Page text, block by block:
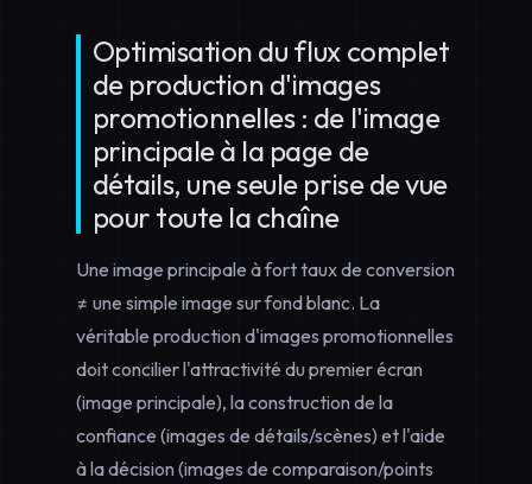
Optimisation du flux complet
de production d'images
promotionnelles : de l'image
principale à la page de
détails, une seule prise de vue
pour toute la chaîne
Une image principale à fort taux de conversion
≠ une simple image sur fond blanc. La
véritable production d'images promotionnelles
doit concilier l'attractivité du premier écran
(image principale), la construction de la
confiance (images de détails/scènes) et l'aide
à la décision (images de comparaison/points